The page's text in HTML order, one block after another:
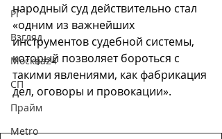
РГ
Взгляд
Москва24
СП
Прайм
Metro
народный суд действительно стал
«одним из важнейших
инструментов судебной системы,
который позволяет бороться с
такими явлениями, как фабрикация
дел, оговоры и провокации».